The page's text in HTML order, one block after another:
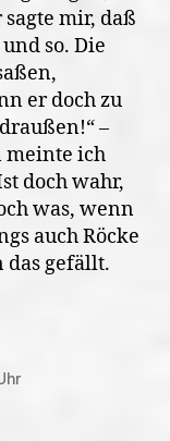
mir, daß
so. Die
er doch zu
–
meinte ich
doch wahr,
was, wenn
auch Röcke
gefällt.